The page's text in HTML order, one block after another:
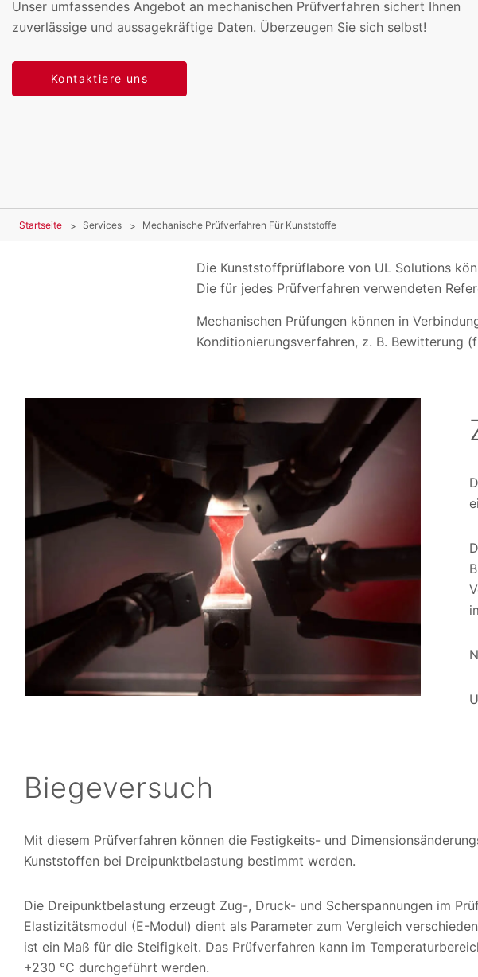
Unser umfassendes Angebot an mechanischen Prüfverfahren sichert Ihnen
zuverlässige und aussagekräftige Daten. Überzeugen Sie sich selbst!
Kontaktiere uns
Startseite Services Mechanische Prüfverfahren Für Kunststoffe
Die Kunststoffprüflabore von UL Solutions
Die für jedes Prüfverfahren verwendeten
Mechanischen Prüfungen können in
Konditionierungsverfahren, z. B. Bewitterung
Biegeversuch
Mit diesem Prüfverfahren können die Festigkeits- und
Kunststoffen bei Dreipunktbelastung bestimmt werden.
Die Dreipunktbelastung erzeugt Zug-, Druck- und Scherspannungen im
Elastizitätsmodul (E-Modul) dient als Parameter zum Vergleich
ist ein Maß für die Steifigkeit. Das Prüfverfahren kann im
+230 °C durchgeführt werden.